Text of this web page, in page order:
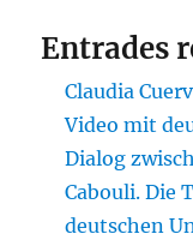
Entrades
Claudia
Video mit
Dialog
Cabouli. Die
deutschen